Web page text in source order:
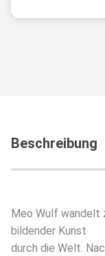
Beschreibung
Meo Wulf wandelt
bildender Kunst
durch die Welt.